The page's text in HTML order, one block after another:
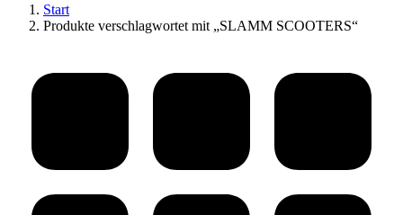
Start
Produkte verschlagwortet mit „SLAMM SCOOTERS“